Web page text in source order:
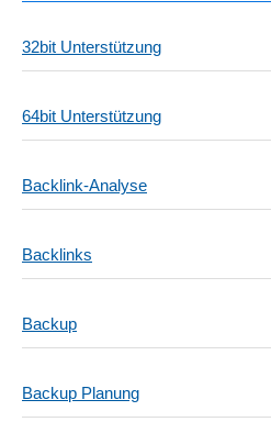
32bit Unterstützung
64bit Unterstützung
Backlink-Analyse
Backlinks
Backup
Backup Planung